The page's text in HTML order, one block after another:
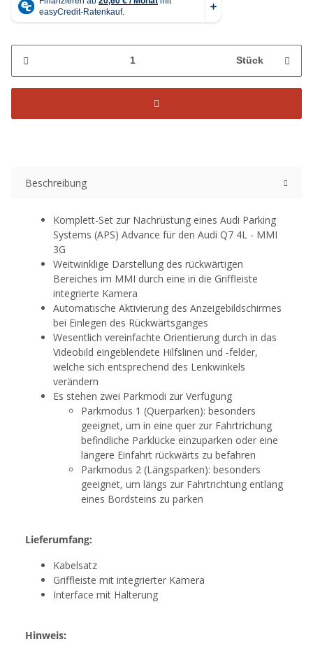
Stück
Beschreibung
Komplett-Set zur Nachrüstung eines Audi Parking
Systems (APS) Advance für den Audi Q7 4L - MMI
3G
Weitwinklige Darstellung des rückwärtigen
Bereiches im MMI durch eine in die Griffleiste
integrierte Kamera
Automatische Aktivierung des Anzeigebildschirmes
bei Einlegen des Rückwärtsganges
Wesentlich vereinfachte Orientierung durch in das
Videobild eingeblendete Hilfslinen und -felder,
welche sich entsprechend des Lenkwinkels
verändern
Es stehen zwei Parkmodi zur Verfügung
Parkmodus 1 (Querparken): besonders
geeignet, um in eine quer zur Fahrtrichung
befindliche Parklücke einzuparken oder eine
längere Einfahrt rückwärts zu befahren
Parkmodus 2 (Längsparken): besonders
geeignet, um längs zur Fahrtrichtung entlang
eines Bordsteins zu parken
Lieferumfang:
Kabelsatz
Griffleiste mit integrierter Kamera
Interface mit Halterung
Hinweis: